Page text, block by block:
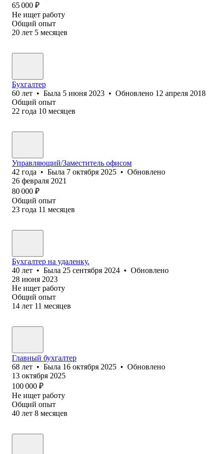
65 000 ₽
Не ищет работу
Общий опыт
20 лет 5 месяцев
Бухгалтер
60 лет • Была 5 июня 2023 • Обновлено 12 апреля 2018
Общий опыт
22 года 10 месяцев
Управляющий/Заместитель офисом
42 года • Была 7 октября 2025 • Обновлено
26 февраля 2021
80 000 ₽
Общий опыт
23 года 11 месяцев
Бухгалтер на удаленку.
40 лет • Была 25 сентября 2024 • Обновлено
28 июня 2023
Не ищет работу
Общий опыт
14 лет 11 месяцев
Главный бухгалтер
68 лет • Была 16 октября 2025 • Обновлено
13 октября 2025
100 000 ₽
Не ищет работу
Общий опыт
40 лет 8 месяцев